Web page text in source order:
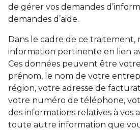
de gérer vos demandes
demandes d’aide.
Dans le cadre de ce
information pertinente en lien
Ces données peuvent être
prénom, le nom de votre
région, votre adresse de
votre numéro de téléphone,
des informations relatives à vos
toute autre information que